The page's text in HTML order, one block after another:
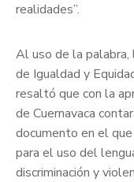
realidades”.
Al uso de la palabra,
de Igualdad y
resaltó que con la
de Cuernavaca
documento en el
para el uso del
discriminación y